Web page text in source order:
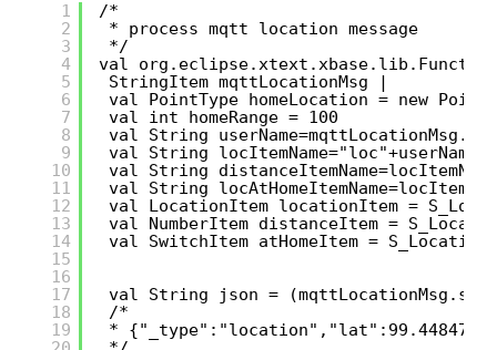
1
2
3
4
5
6
7
8
9
10
11
12
13
14
15
16
17
18
19
/*
* process mqtt location message
*/
val
StringItem mqttLocationMsg |
val PointType homeLocation = new
val int homeRange = 100
val String
val String locItemName="loc"+userName
val String
val String
val LocationItem locationItem =
val NumberItem distanceItem =
val SwitchItem atHomeItem =
val String json =
/*
*